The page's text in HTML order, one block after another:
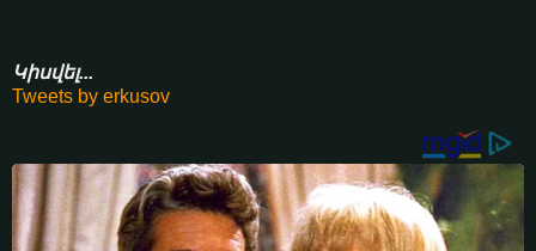
Կիսվել...
Tweets by erkusov